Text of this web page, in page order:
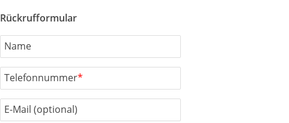
Rückrufformular
Name
Telefonnummer*
E-Mail (optional)